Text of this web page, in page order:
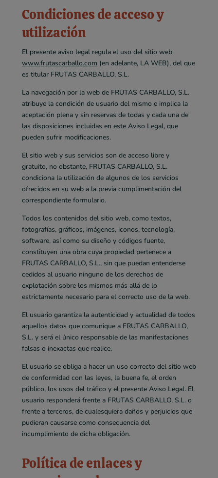
Condiciones de acceso y
utilización
El presente aviso legal regula el uso del sitio web
www.frutascarballo.com (en adelante, LA WEB), del que
es titular FRUTAS CARBALLO, S.L.
La navegación por la web de FRUTAS CARBALLO, S.L.
atribuye la condición de usuario del mismo e implica la
aceptación plena y sin reservas de todas y cada una de
las disposiciones incluidas en este Aviso Legal, que
pueden sufrir modificaciones.
El sitio web y sus servicios son de acceso libre y
gratuito, no obstante, FRUTAS CARBALLO, S.L.
condiciona la utilización de algunos de los servicios
ofrecidos en su web a la previa cumplimentación del
correspondiente formulario.
Todos los contenidos del sitio web, como textos,
fotografías, gráficos, imágenes, iconos, tecnología,
software, así como su diseño y códigos fuente,
constituyen una obra cuya propiedad pertenece a
FRUTAS CARBALLO, S.L., sin que puedan entenderse
cedidos al usuario ninguno de los derechos de
explotación sobre los mismos más allá de lo
estrictamente necesario para el correcto uso de la web.
El usuario garantiza la autenticidad y actualidad de todos
aquellos datos que comunique a FRUTAS CARBALLO,
S.L. y será el único responsable de las manifestaciones
falsas o inexactas que realice.
El usuario se obliga a hacer un uso correcto del sitio web
de conformidad con las leyes, la buena fe, el orden
público, los usos del tráfico y el presente Aviso Legal. El
usuario responderá frente a FRUTAS CARBALLO, S.L. o
frente a terceros, de cualesquiera daños y perjuicios que
pudieran causarse como consecuencia del
incumplimiento de dicha obligación.
Política de enlaces y